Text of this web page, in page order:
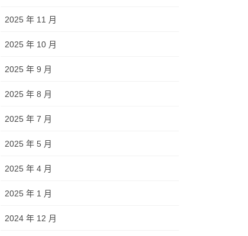
2025 年 11 月
2025 年 10 月
2025 年 9 月
2025 年 8 月
2025 年 7 月
2025 年 5 月
2025 年 4 月
2025 年 1 月
2024 年 12 月